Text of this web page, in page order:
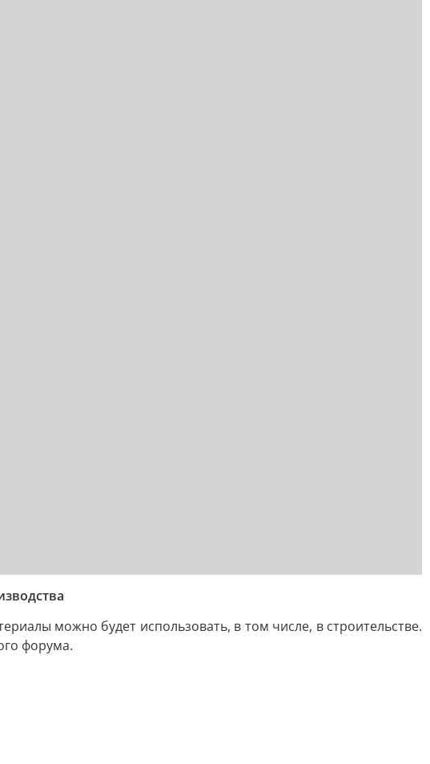
можно будет использовать, в том числе, в строительстве.
форума.